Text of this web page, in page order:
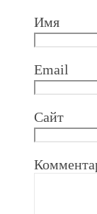
Имя
Email
Сайт